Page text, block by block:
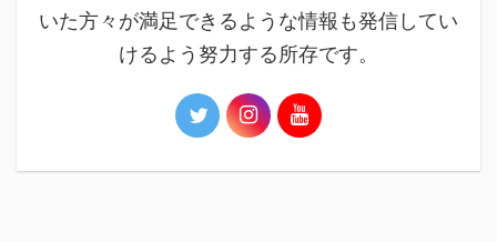
いた方々が満足できるような情報も発信してい
けるよう努力する所存です。